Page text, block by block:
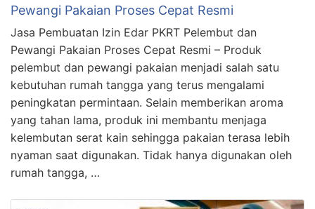
Pewangi Pakaian Proses Cepat Resmi
Jasa Pembuatan Izin Edar PKRT Pelembut dan
Pewangi Pakaian Proses Cepat Resmi – Produk
pelembut dan pewangi pakaian menjadi salah satu
kebutuhan rumah tangga yang terus mengalami
peningkatan permintaan. Selain memberikan aroma
yang tahan lama, produk ini membantu menjaga
kelembutan serat kain sehingga pakaian terasa lebih
nyaman saat digunakan. Tidak hanya digunakan oleh
rumah tangga, …